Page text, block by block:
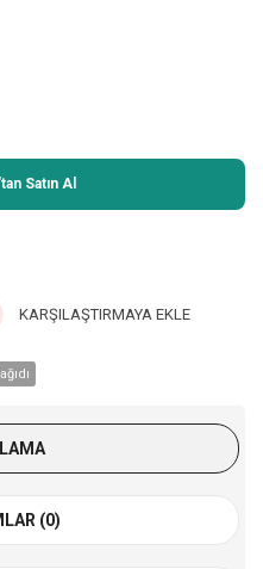
Satın Al
KARŞILAŞTIRMAYA EKLE
(0)